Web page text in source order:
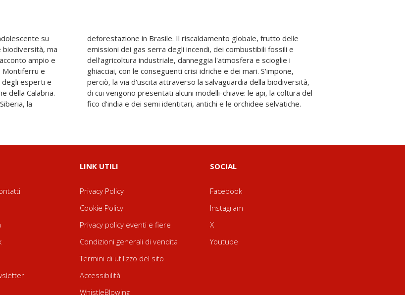
su
biodiversità, ma
ampio e
Montiferru e
degli esperti e
della Calabria.
la
frutto delle
fossili e
e scioglie i
S'impone,
biodiversità,
la coltura del
fico d'india e dei semi identitari, antichi e le orchidee selvatiche.
LINK UTILI
Privacy Policy
Cookie Policy
Privacy policy eventi e fiere
Condizioni generali di vendita
Termini di utilizzo del sito
Accessibilità
WhistleBlowing
SOCIAL
Facebook
Instagram
X
Youtube